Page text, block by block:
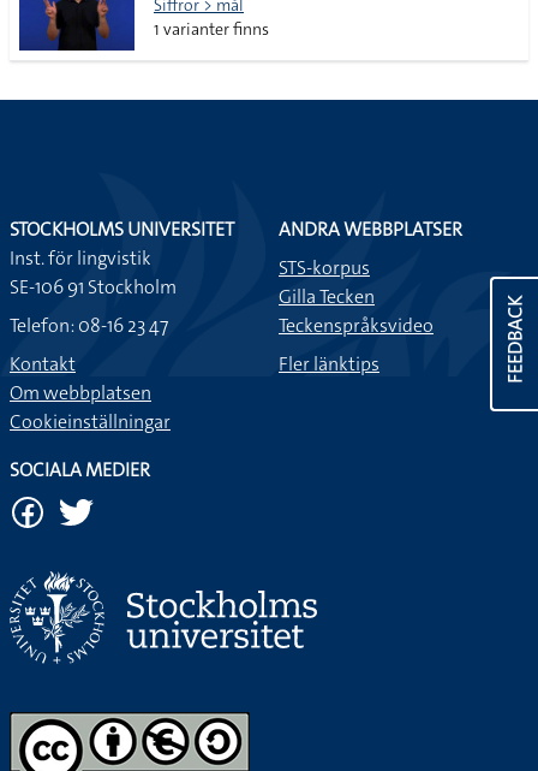
Siffror > mål
1 varianter finns
FEEDBACK
STOCKHOLMS UNIVERSITET
Inst. för lingvistik
SE-106 91 Stockholm
Telefon: 08-16 23 47
Kontakt
Om webbplatsen
Cookieinställningar
ANDRA WEBBPLATSER
STS-korpus
Gilla Tecken
Teckenspråksvideo
Fler länktips
SOCIALA MEDIER